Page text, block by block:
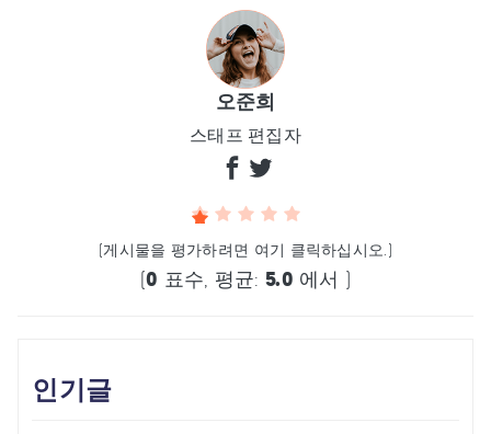
오준희
스태프 편집자
(게시물을 평가하려면 여기 클릭하십시오.)
(0 표수, 평균: 5.0 에서 )
인기글